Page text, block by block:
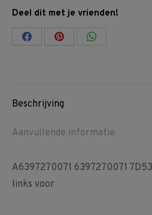
Deel dit met je vrienden!
Share Share Share
Beschrijving
Aanvullende informatie
A6397270071 6397270071
links voor